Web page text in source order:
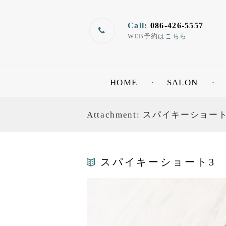
Call: 086-426-5557
WEB予約は こちら
HOME SALON
Attachment: スパイキーショー
スパイキーショート3